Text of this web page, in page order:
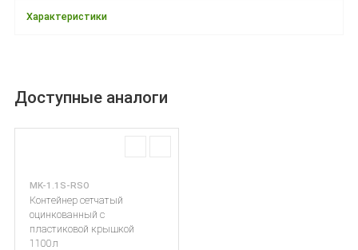
Характеристики
Доступные аналоги
MK-1.1S-RSO
Контейнер сетчатый
оцинкованный с
пластиковой крышкой
1100л